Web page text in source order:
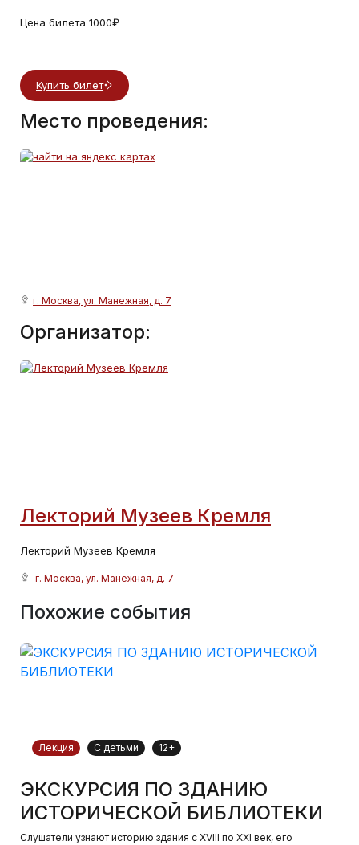
Цена билета 1000₽
Купить билет
Место проведения:
г. Москва, ул. Манежная, д. 7
Организатор:
Лекторий Музеев Кремля
Лекторий Музеев Кремля
г. Москва, ул. Манежная, д. 7
Похожие события
Лекция С детьми 12+
ЭКСКУРСИЯ ПО ЗДАНИЮ
ИСТОРИЧЕСКОЙ БИБЛИОТЕКИ
Слушатели узнают историю здания с XVIII по XXI век, его